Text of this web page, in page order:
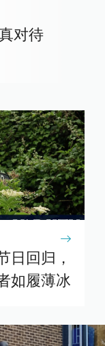
对待
日回归，
如履薄冰